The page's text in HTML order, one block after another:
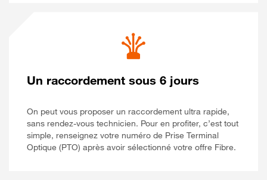
Un raccordement sous 6 jours
On peut vous proposer un raccordement ultra rapide,
sans rendez-vous technicien. Pour en profiter, c’est tout
simple, renseignez votre numéro de Prise Terminal
Optique (PTO) après avoir sélectionné votre offre Fibre.